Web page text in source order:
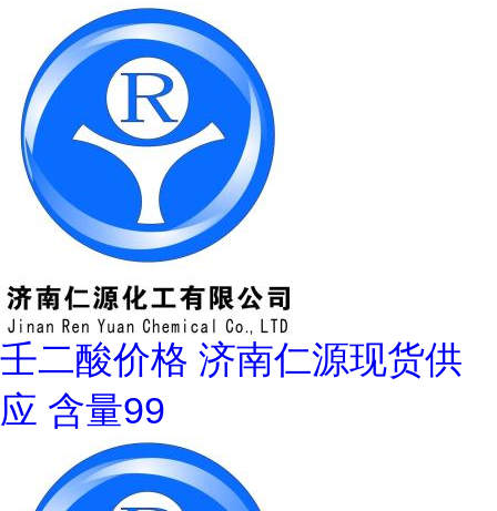
壬二酸价格 济南仁源现货供
应 含量99